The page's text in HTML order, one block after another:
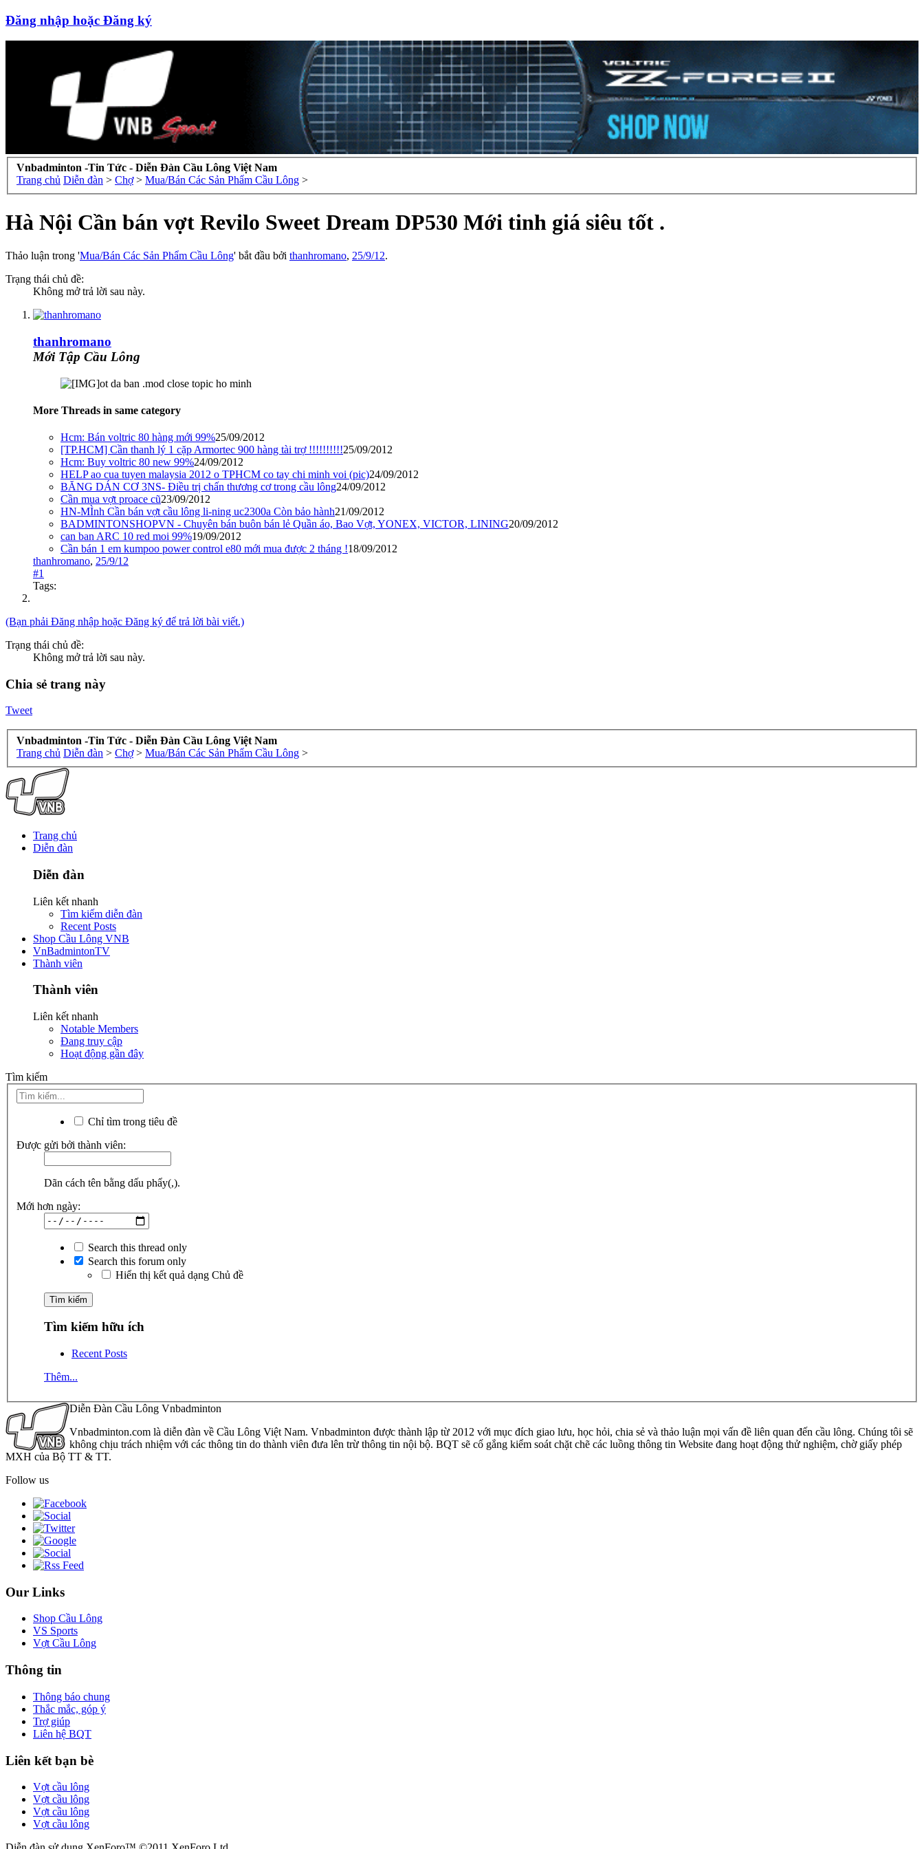
Đăng nhập hoặc Đăng ký
Vnbadminton -Tin Tức - Diễn Đàn Cầu Lông Việt Nam
Trang chủ Diễn đàn > Chợ > Mua/Bán Các Sản Phẩm Cầu Lông >
Hà Nội Cần bán vợt Revilo Sweet Dream DP530 Mới tinh giá siêu tốt .
Thảo luận trong 'Mua/Bán Các Sản Phẩm Cầu Lông' bắt đầu bởi thanhromano, 25/9/12.
Trạng thái chủ đề:
Không mở trả lời sau này.
thanhromano
Mới Tập Cầu Lông
ot da ban .mod close topic ho minh
More Threads in same category
Hcm: Bán voltric 80 hàng mới 99%25/09/2012
[TP.HCM] Cần thanh lý 1 cặp Armortec 900 hàng tài trợ !!!!!!!!!!25/09/2012
Hcm: Buy voltric 80 new 99%24/09/2012
HELP ao cua tuyen malaysia 2012 o TPHCM co tay chi minh voi (pic)24/09/2012
BĂNG DÁN CƠ 3NS- Điều trị chấn thương cơ trong cầu lông24/09/2012
Cần mua vợt proace cũ23/09/2012
HN-MÌnh Cần bán vợt cầu lông li-ning uc2300a Còn bảo hành21/09/2012
BADMINTONSHOPVN - Chuyên bán buôn bán lẻ Quần áo, Bao Vợt, YONEX, VICTOR, LINING20/09/2012
can ban ARC 10 red moi 99%19/09/2012
Cần bán 1 em kumpoo power control e80 mới mua được 2 tháng !18/09/2012
thanhromano, 25/9/12
#1
Tags:
(Bạn phải Đăng nhập hoặc Đăng ký để trả lời bài viết.)
Trạng thái chủ đề:
Không mở trả lời sau này.
Chia sẻ trang này
Tweet
Vnbadminton -Tin Tức - Diễn Đàn Cầu Lông Việt Nam
Trang chủ Diễn đàn > Chợ > Mua/Bán Các Sản Phẩm Cầu Lông >
Trang chủ
Diễn đàn
Diễn đàn
Liên kết nhanh
Tìm kiếm diễn đàn
Recent Posts
Shop Cầu Lông VNB
VnBadmintonTV
Thành viên
Thành viên
Liên kết nhanh
Notable Members
Đang truy cập
Hoạt động gần đây
Tìm kiếm
Chỉ tìm trong tiêu đề
Được gửi bởi thành viên:
Dãn cách tên bằng dấu phẩy(,).
Mới hơn ngày:
Search this thread only
Search this forum only
Hiển thị kết quả dạng Chủ đề
Tìm kiếm hữu ích
Recent Posts
Thêm...
Diễn Đàn Cầu Lông Vnbadminton
Vnbadminton.com là diễn đàn về Cầu Lông Việt Nam. Vnbadminton được thành lập từ 2012 với mục đích giao lưu, học hỏi, chia sẻ và thảo luận mọi vấn đề liên quan đến cầu lông. Chúng tôi sẽ
không chịu trách nhiệm với các thông tin do thành viên đưa lên trừ thông tin nội bộ. BQT sẽ cố gắng kiểm soát chặt chẽ các luồng thông tin Website đang hoạt động thử nghiệm, chờ giấy phép
MXH của Bộ TT & TT.
Follow us
Our Links
Shop Cầu Lông
VS Sports
Vợt Cầu Lông
Thông tin
Thông báo chung
Thắc mắc, góp ý
Trợ giúp
Liên hệ BQT
Liên kết bạn bè
Vợt cầu lông
Vợt cầu lông
Vợt cầu lông
Vợt cầu lông